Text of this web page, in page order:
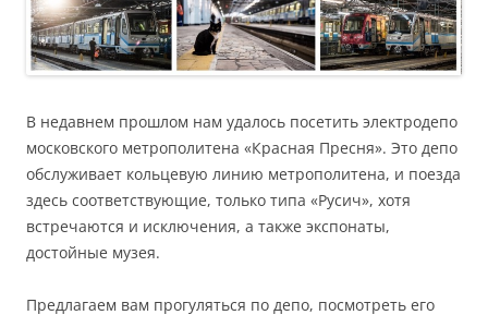
В недавнем прошлом нам удалось посетить электродепо
московского метрополитена «Красная Пресня». Это депо
обслуживает кольцевую линию метрополитена, и поезда
здесь соответствующие, только типа «Русич», хотя
встречаются и исключения, а также экспонаты,
достойные музея.
Предлагаем вам прогуляться по депо, посмотреть его